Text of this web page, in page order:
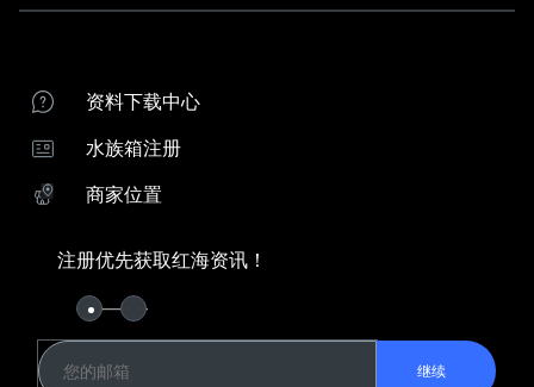
联系我们
红海水族箱注册
下载ReefBeat应用程序
向导
珊瑚饲养指南
Keep in Touch
YouKu
资料下载中心
水族箱注册
商家位置
注册优先获取红海资讯！
继续